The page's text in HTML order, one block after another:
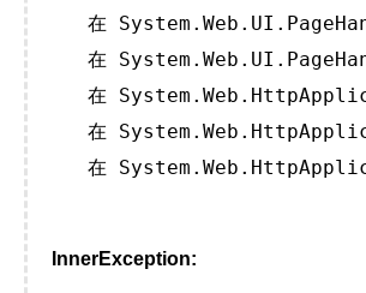
在
在
在
在
在
InnerException: